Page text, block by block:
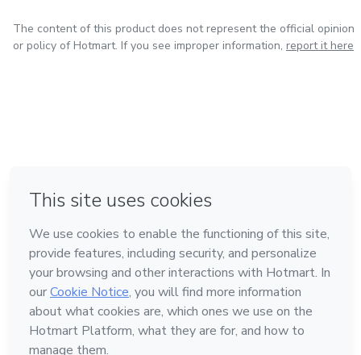
The content of this product does not represent the official opinion
or policy of Hotmart. If you see improper information, report it here
Made with❤ in Mexico City
Learn about Hotmart
Language
English